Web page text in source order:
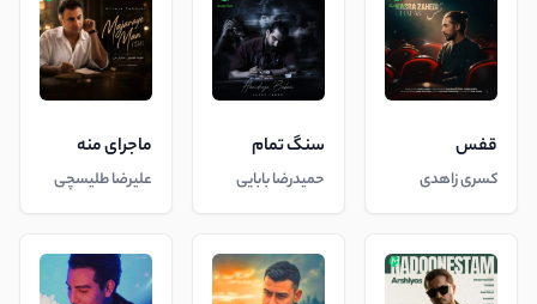
قفس
کسری زاهدی
سنگ تمام
حمیدرضا بابایی
ماجرای منه
علیرضا طلیسچی